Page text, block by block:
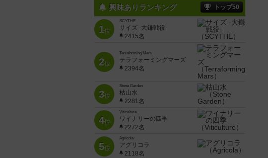
興味ありランキング トップ50
1位
SCYTHE
サイズ -大鎌戦役-
2415名
2位
Terraforming Mars
テラフォーミングマーズ
2394名
3位
Stone Garden
枯山水
2281名
4位
Viticulture
ワイナリーの四季
2272名
5位
Agricola
アグリコラ
2118名